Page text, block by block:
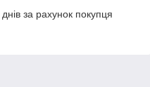
за рахунок покупця